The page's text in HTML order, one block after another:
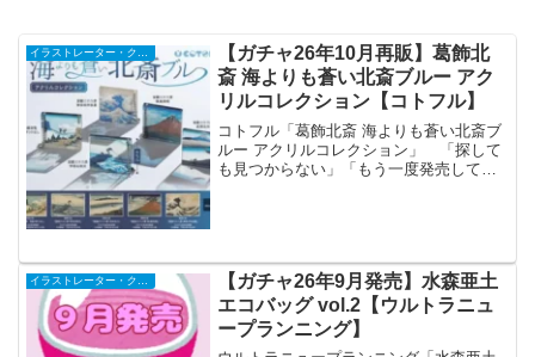
イラストレーター・クリエイター
【ガチャ26年10月再販】葛飾北
斎 海よりも蒼い北斎ブルー アク
リルコレクション【コトフル】
コトフル「葛飾北斎 海よりも蒼い北斎ブ
ルー アクリルコレクション」 「探して
も見つからない」「もう一度発売してほ
イラストレーター・クリエイター
【ガチャ26年9月発売】水森亜土
エコバッグ vol.2【ウルトラニュ
ープランニング】